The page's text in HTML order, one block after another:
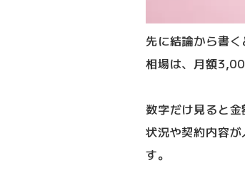
先に結論から書
相場は、月額
数字だけ見ると
状況や契約内容
す。